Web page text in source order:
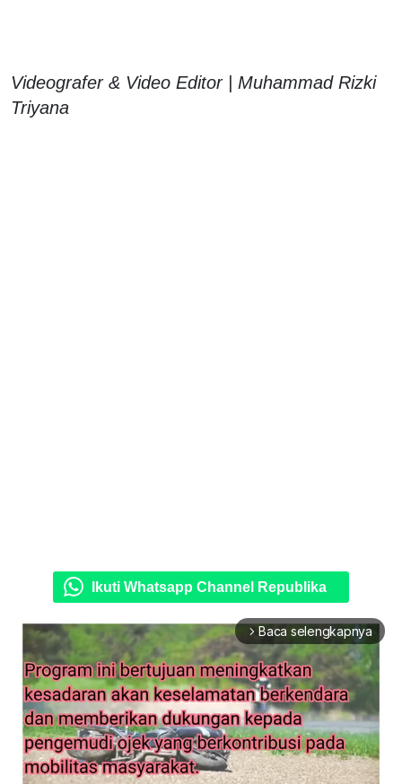
Videografer & Video Editor | Muhammad Rizki
Triyana
Ikuti Whatsapp Channel Republika
arrow_forward_ios Baca selengkapnya